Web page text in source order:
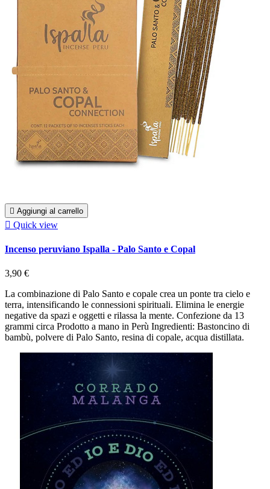
 Aggiungi al carrello
 Quick view
Incenso peruviano Ispalla - Palo Santo e Copal
3,90 €
La combinazione di Palo Santo e copale crea un ponte tra cielo e
terra, intensificando le connessioni spirituali. Elimina le energie
negative da spazi e oggetti e rilassa la mente. Confezione da 13
grammi circa Prodotto a mano in Perù Ingredienti: Bastoncino di
bambù, polvere di Palo Santo, resina di copale, acqua distillata.